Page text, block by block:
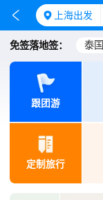
 上海出发
免签落地签： 泰国
跟团游
定制旅行